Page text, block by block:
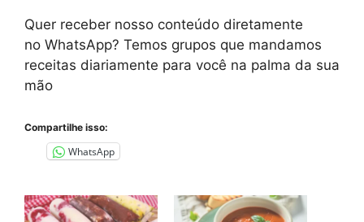
Quer receber nosso conteúdo diretamente
no WhatsApp? Temos grupos que mandamos
receitas diariamente para você na palma da sua
mão
Compartilhe isso:
WhatsApp